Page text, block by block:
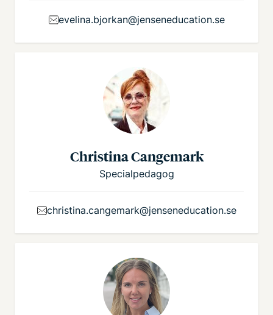
evelina.bjorkan@jenseneducation.se
Christina Cangemark
Specialpedagog
christina.cangemark@jenseneducation.se